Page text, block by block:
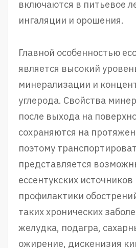
включаются в питьевое
ингаляции и орошения.
Главной особенностью
является высокий
минерализации и
углерода. Свойства
после выхода на
сохраняются на
поэтому
представляется
ессентукских
профилактики
таких хронических
желудка, подагра,
ожирение, дискенизия